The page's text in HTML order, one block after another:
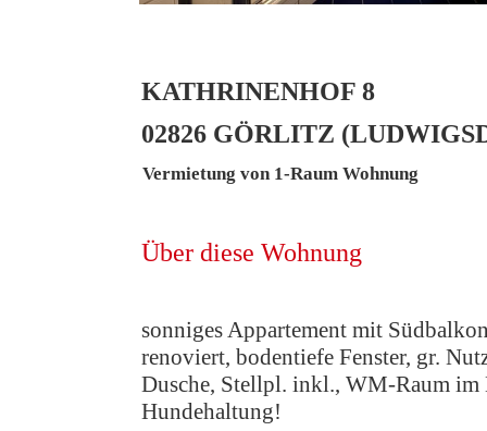
KATHRINENHOF 8
02826 GÖRLITZ
Vermietung von 1-Raum Wohnung
Über diese Wohnung
sonniges Appartement mit
renoviert, bodentiefe Fenster, gr.
Dusche, Stellpl. inkl., WM-Raum im
Hundehaltung!